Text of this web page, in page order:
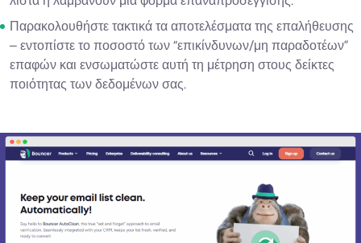
Παρακολουθήστε τακτικά τα αποτελέσματα της επαλήθευσης
– εντοπίστε το ποσοστό των “επικίνδυνων/μη παραδοτέων”
επαφών και ενσωματώστε αυτή τη μέτρηση στους δείκτες
ποιότητας των δεδομένων σας.